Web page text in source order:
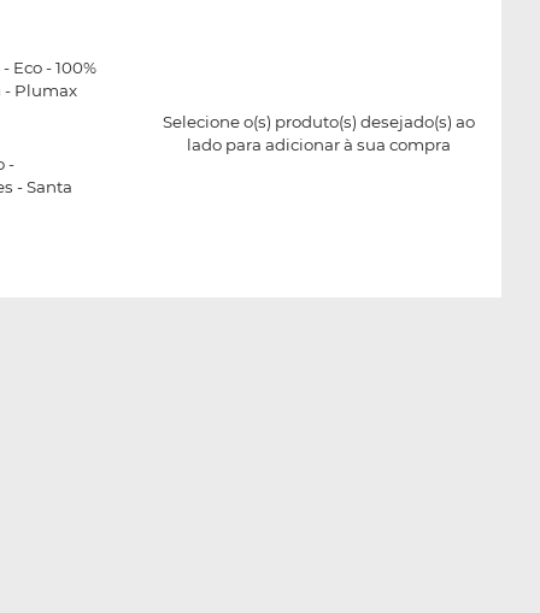
Eco - 100%
- Plumax
-
- Santa
Selecione o(s) produto(s) desejado(s) ao
lado para adicionar à sua compra